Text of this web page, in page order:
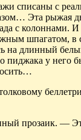
списаны с
… Эта рыжая
с колоннами.
шпагатом,
на длинный
пиджака у него
прозаик. —